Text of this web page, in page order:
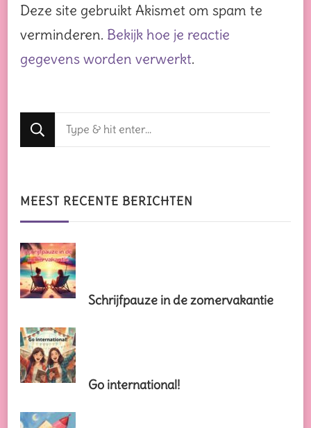
Deze site gebruikt Akismet om spam te
verminderen. Bekijk hoe je reactie
gegevens worden verwerkt.
Op
zoek
iets?
MEEST RECENTE BERICHTEN
Schrijfpauze in de zomervakantie
Go international!